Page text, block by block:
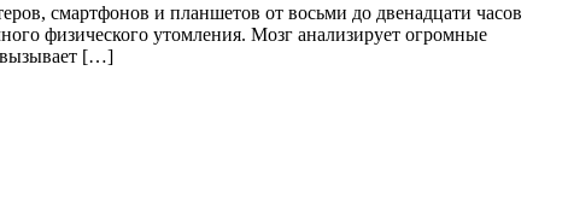
смартфонов и планшетов от восьми до двенадцати часов
физического утомления. Мозг анализирует огромные
вызывает […]